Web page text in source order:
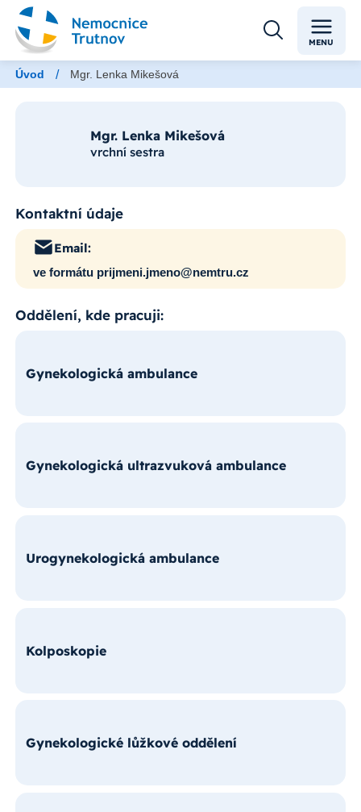
MENU
Úvod / Mgr. Lenka Mikešová
Mgr. Lenka Mikešová
vrchní sestra
Kontaktní údaje
Email:
ve formátu prijmeni.jmeno@nemtru.cz
Oddělení, kde pracuji:
Gynekologická ambulance
Gynekologická ultrazvuková ambulance
Urogynekologická ambulance
Kolposkopie
Gynekologické lůžkové oddělení